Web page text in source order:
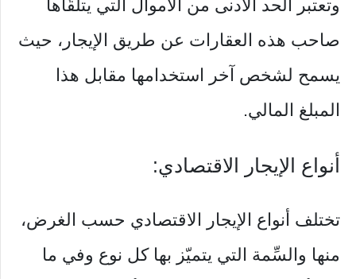
وتعتبر الحد الأدنى من الأموال التي يتلقّاها
صاحب هذه العقارات عن طريق الإيجار، حيث
يسمح لشخص آخر استخدامها مقابل هذا
المبلغ المالي.
أنواع الإيجار الاقتصادي:
تختلف أنواع الإيجار الاقتصادي حسب الغرض،
منها والسِّمة التي يتميّز بها كل نوع وفي ما